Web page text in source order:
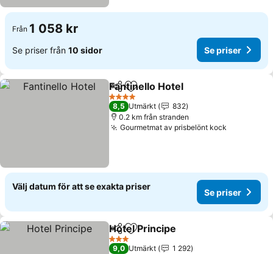
Från 1 058 kr
Se priser från 10 sidor Se priser
Dela Lägg till i Mina Favoriter
Fantinello Hotel
4 Stjärnor
8,5 Utmärkt
832
0.2 km från stranden
Gourmetmat av prisbelönt kock
Välj datum för att se exakta priser
Se priser
Dela Lägg till i Mina Favoriter
Hotel Principe
3 Stjärnor
9,0 Utmärkt
1 292